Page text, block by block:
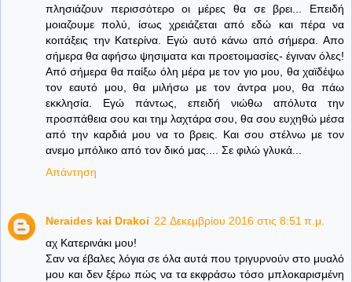
πλησιάζουν περισσότερο οι μέρες θα σε βρει... Επειδή
μοιαζουμε πολύ, ίσως χρειάζεται από εδώ και πέρα να
κοιτάξεις την Κατερίνα. Εγώ αυτό κάνω από σήμερα. Απο
σήμερα θα αφήσω ψησιματα και προετοιμασίες- έγιναν όλες!
Από σήμερα θα παίξω όλη μέρα με τον γιο μου, θα χαϊδέψω
τον εαυτό μου, θα μιλήσω με τον άντρα μου, θα πάω
εκκλησία. Εγώ πάντως, επειδή νιώθω απόλυτα την
προσπάθεια σου και τημ λαχτάρα σου, θα σου ευχηθώ μέσα
από την καρδιά μου να το βρεις. Και σου στέλνω με τον
ανεμο μπόλικο από τον δικό μας.... Σε φιλώ γλυκά...
Απάντηση
Neraides kai Drakoi 22 Δεκεμβρίου 2016 στις 8:51 π.μ.
αχ Κατερινάκι μου!
Σαν να έβαλες λόγια σε όλα αυτά που τριγυρνούν στο μυαλό
μου και δεν ξέρω πώς να τα εκφράσω τόσο μπλοκαρισμένη